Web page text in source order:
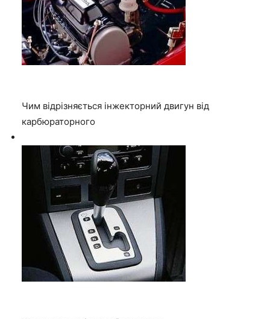
Чим відрізняється інжекторний двигун від
карбюраторного